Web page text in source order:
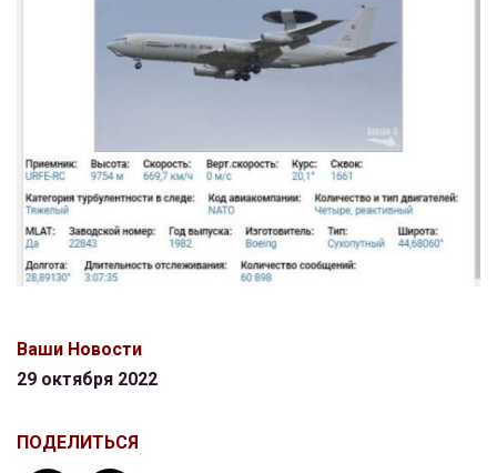
Ваши Новости
29 октября 2022
ПОДЕЛИТЬСЯ